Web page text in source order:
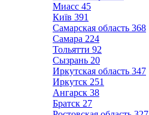
Миасс 45
Київ 391
Самарская область 368
Самара 224
Тольятти 92
Сызрань 20
Иркутская область 347
Иркутск 251
Ангарск 38
Братск 27